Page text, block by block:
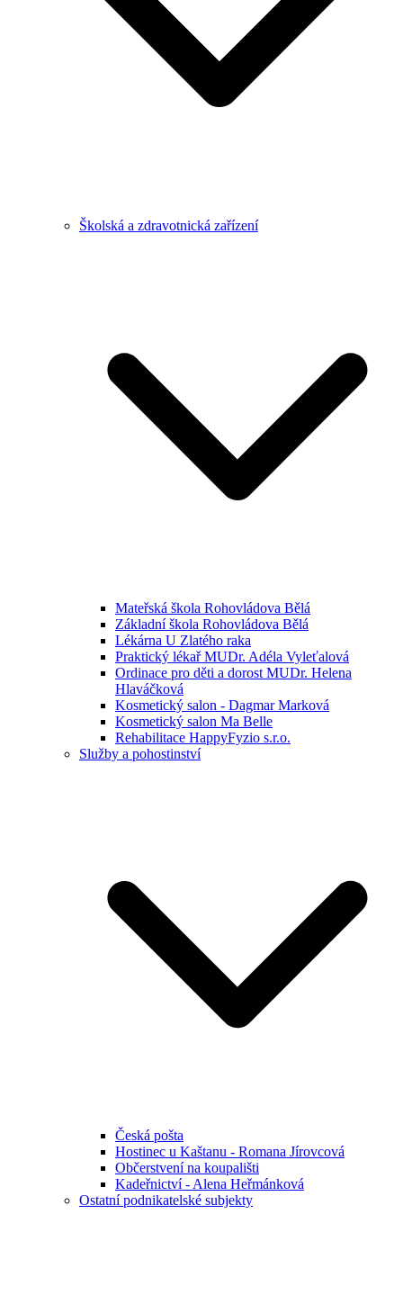
Školská a zdravotnická zařízení
Mateřská škola Rohovládova Bělá
Základní škola Rohovládova Bělá
Lékárna U Zlatého raka
Praktický lékař MUDr. Adéla Vyleťalová
Ordinace pro děti a dorost MUDr. Helena
Hlaváčková
Kosmetický salon - Dagmar Marková
Kosmetický salon Ma Belle
Rehabilitace HappyFyzio s.r.o.
Služby a pohostinství
Česká pošta
Hostinec u Kaštanu - Romana Jírovcová
Občerstvení na koupališti
Kadeřnictví - Alena Heřmánková
Ostatní podnikatelské subjekty